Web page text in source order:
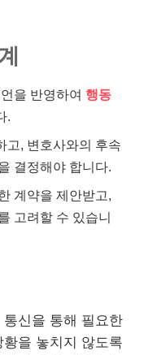
을 반영하여 행동
.
고, 변호사와의 후속
결정해야 합니다.
계약을 제안받고,
고려할 수 있습니
신을 통해 필요한
을 놓치지 않도록